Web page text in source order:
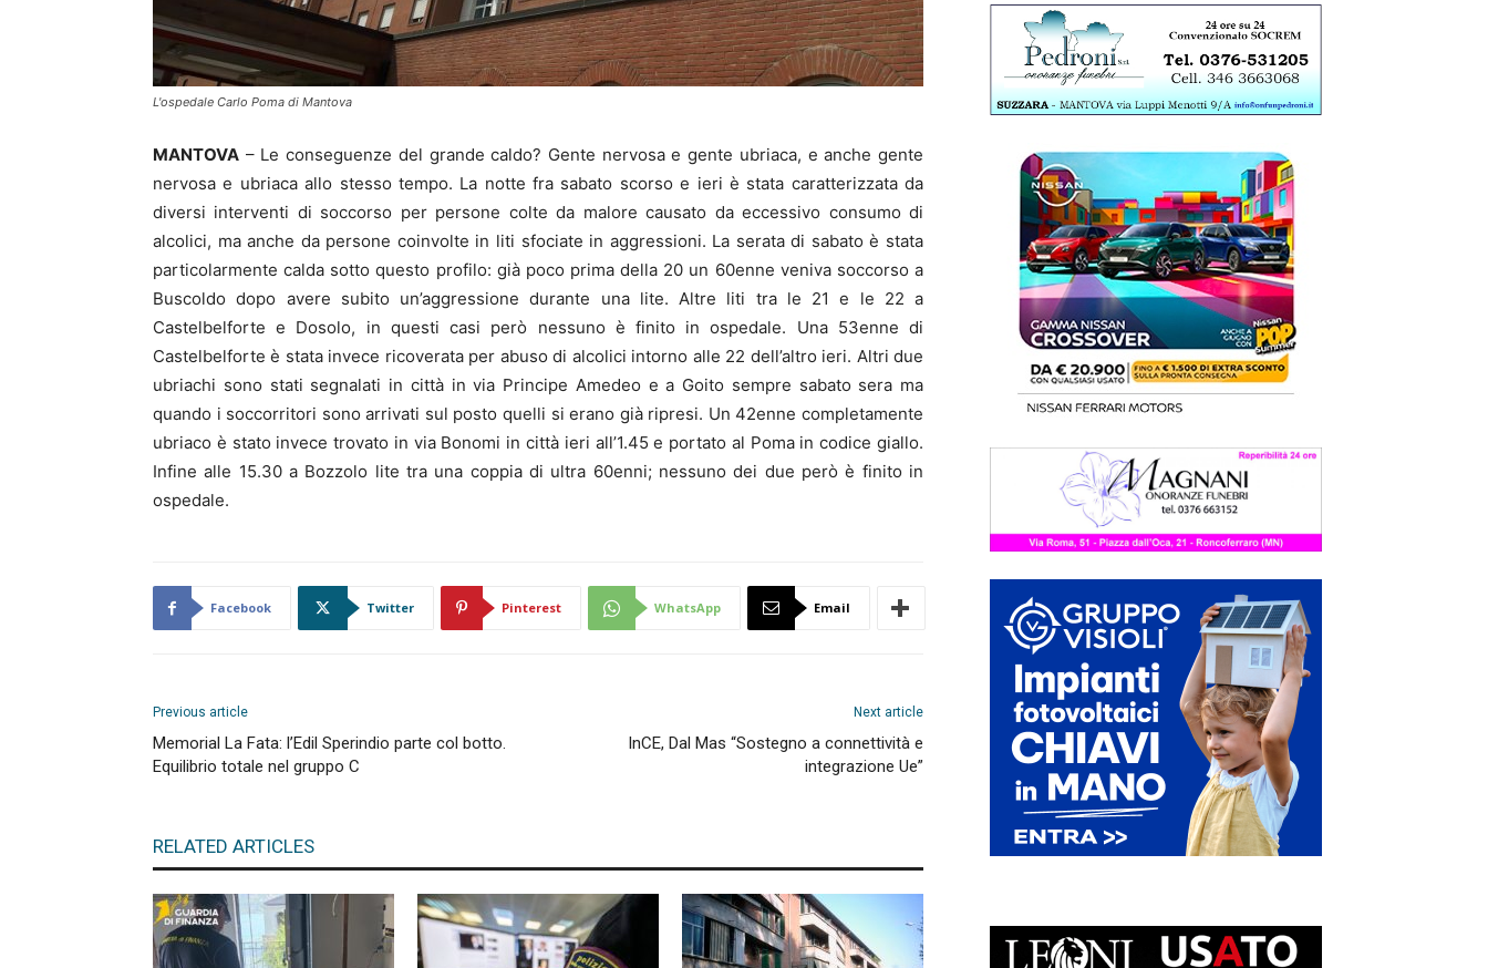
L'ospedale Carlo Poma di Mantova
MANTOVA – Le conseguenze del grande caldo? Gente nervosa e gente ubriaca, e anche gente
nervosa e ubriaca allo stesso tempo. La notte fra sabato scorso e ieri è stata caratterizzata da
diversi interventi di soccorso per persone colte da malore causato da eccessivo consumo di
alcolici, ma anche da persone coinvolte in liti sfociate in aggressioni. La serata di sabato è stata
particolarmente calda sotto questo profilo: già poco prima della 20 un 60enne veniva soccorso a
Buscoldo dopo avere subito un’aggressione durante una lite. Altre liti tra le 21 e le 22 a
Castelbelforte e Dosolo, in questi casi però nessuno è finito in ospedale. Una 53enne di
Castelbelforte è stata invece ricoverata per abuso di alcolici intorno alle 22 dell’altro ieri. Altri due
ubriachi sono stati segnalati in città in via Principe Amedeo e a Goito sempre sabato sera ma
quando i soccorritori sono arrivati sul posto quelli si erano già ripresi. Un 42enne completamente
ubriaco è stato invece trovato in via Bonomi in città ieri all’1.45 e portato al Poma in codice giallo.
Infine alle 15.30 a Bozzolo lite tra una coppia di ultra 60enni; nessuno dei due però è finito in
ospedale.
Facebook Twitter Pinterest WhatsApp Email
Previous article
Memorial La Fata: l’Edil Sperindio parte col botto.
Equilibrio totale nel gruppo C
Next article
InCE, Dal Mas “Sostegno a connettività e
integrazione Ue”
RELATED ARTICLES